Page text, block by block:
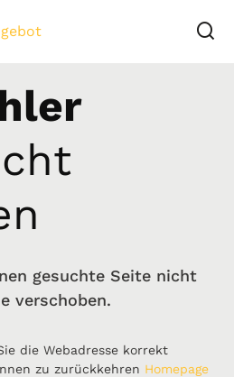
gesuchte Seite nicht
verschoben.
die Webadresse korrekt
zu zurückkehren Homepage